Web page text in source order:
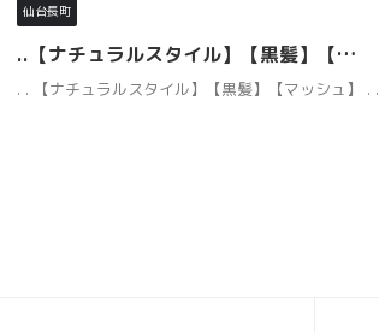
仙台長町
..【ナチュラルスタイル】【黒髪】【…
. . 【ナチュラルスタイル】【黒髪】【マッシュ】 . .